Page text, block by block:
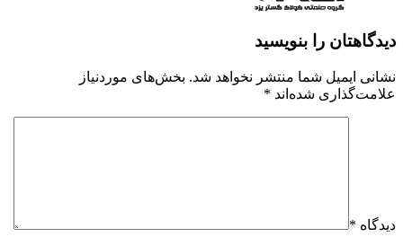
دیدگاهتان را بنویسید
نشانی ایمیل شما منتشر نخواهد شد. بخش‌های موردنیاز
علامت‌گذاری شده‌اند *
دیدگاه *